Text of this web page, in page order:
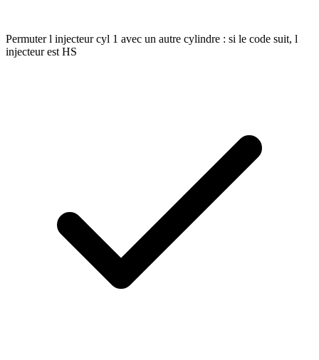
Permuter l injecteur cyl 1 avec un autre cylindre : si le code suit, l
injecteur est HS